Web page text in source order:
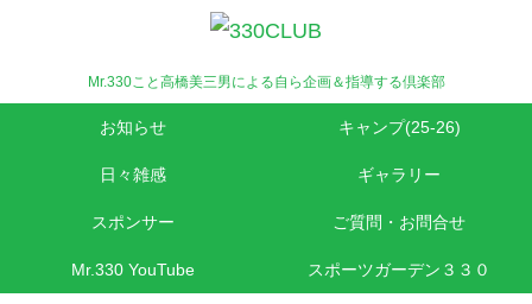
Mr.330こと高橋美三男による自ら企画＆指導する倶楽部
お知らせ キャンプ(25-26)
日々雑感 ギャラリー
スポンサー ご質問・お問合せ
Mr.330 YouTube スポーツガーデン３３０